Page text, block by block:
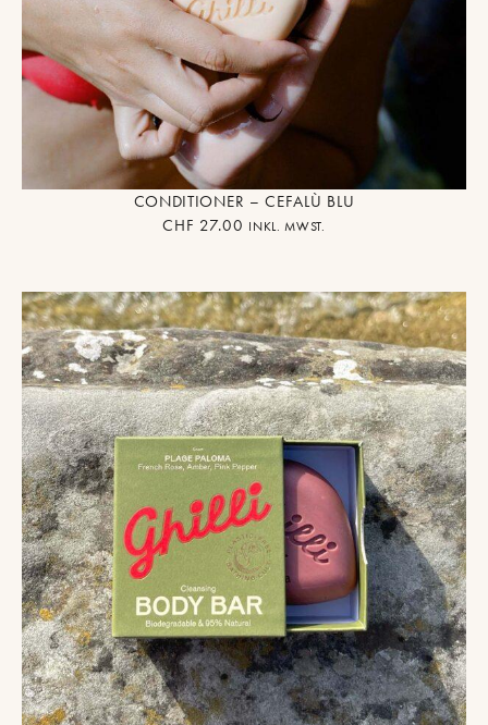
CONDITIONER – CEFALÙ BLU
CHF 27.00 INKL. MWST.